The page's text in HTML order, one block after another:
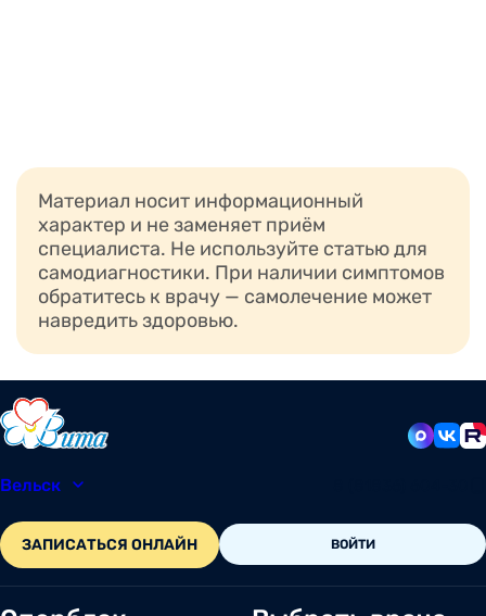
Материал носит информационный
характер и не заменяет приём
специалиста. Не используйте статью для
самодиагностики. При наличии симптомов
обратитесь к врачу — самолечение может
навредить здоровью.
Вельск
ЗАПИСАТЬСЯ ОНЛАЙН ВОЙТИ